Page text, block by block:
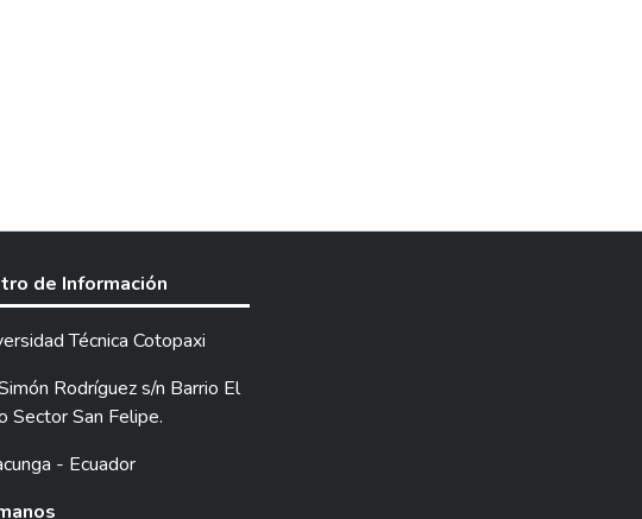
de Información
Técnica Cotopaxi
Rodríguez s/n Barrio El
Sector San Felipe.
- Ecuador